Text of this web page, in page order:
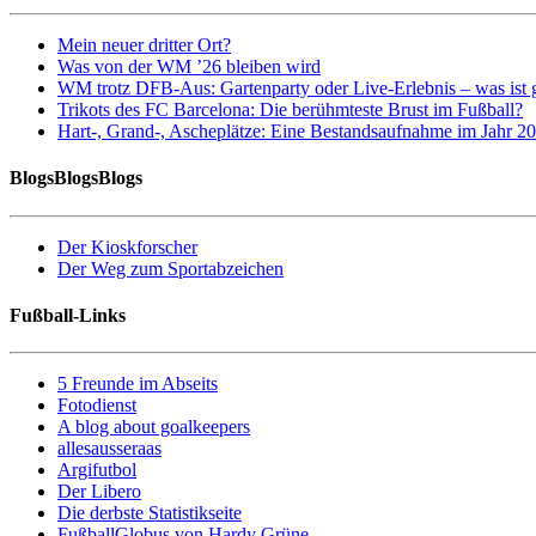
Mein neuer dritter Ort?
Was von der WM ’26 bleiben wird
WM trotz DFB-Aus: Gartenparty oder Live-Erlebnis – was ist
Trikots des FC Barcelona: Die berühmteste Brust im Fußball?
Hart-, Grand-, Ascheplätze: Eine Bestandsaufnahme im Jahr
BlogsBlogsBlogs
Der Kioskforscher
Der Weg zum Sportabzeichen
Fußball-Links
5 Freunde im Abseits
Fotodienst
A blog about goalkeepers
allesausseraas
Argifutbol
Der Libero
Die derbste Statistikseite